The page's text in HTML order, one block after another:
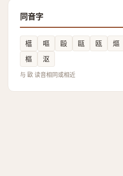
同音字
櫙 嘔 毆 甌 瓯 熰
樞
沤
与 歐 读音相同或相近